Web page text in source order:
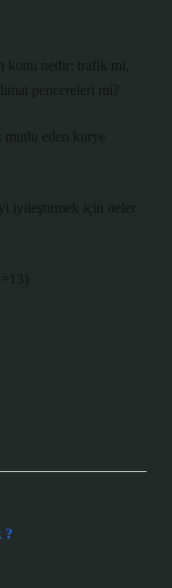
konu nedir: trafik mi,
pencereleri mi?
mutlu eden kurye
iyileştirmek için neler
?